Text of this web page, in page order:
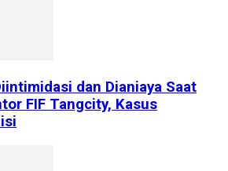
dan Dianiaya Saat
FIF Tangcity, Kasus